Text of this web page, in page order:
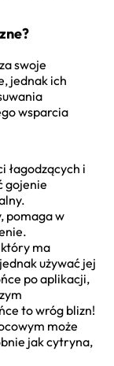
swoje
jednak ich
wsparcia
łagodzących i
gojenie
pomaga w
ma
używać jej
po aplikacji,
to wróg blizn!
może
jak cytryna,